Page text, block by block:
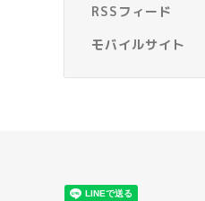
RSSフィード
モバイルサイト